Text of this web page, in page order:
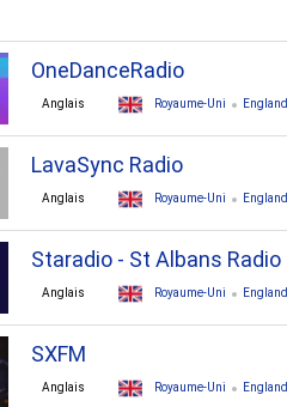
OneDanceRadio
Anglais Royaume-Uni England
LavaSync Radio
Anglais Royaume-Uni England
Staradio - St Albans Radio
Anglais Royaume-Uni England
SXFM
Anglais Royaume-Uni England